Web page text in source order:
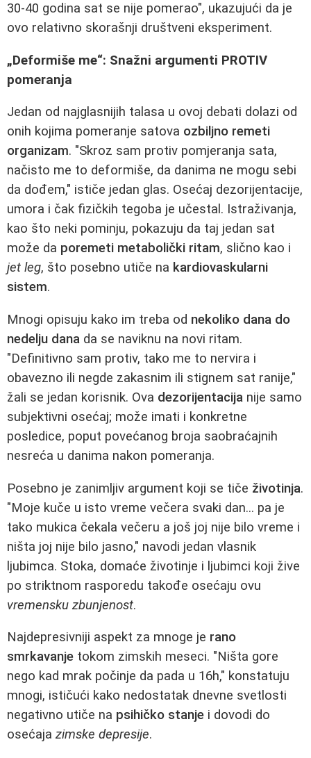
30-40 godina sat se nije pomerao", ukazujući da je
ovo relativno skorašnji društveni eksperiment.
„Deformiše me“: Snažni argumenti PROTIV
pomeranja
Jedan od najglasnijih talasa u ovoj debati dolazi od
onih kojima pomeranje satova ozbiljno remeti
organizam. "Skroz sam protiv pomjeranja sata,
načisto me to deformiše, da danima ne mogu sebi
da dođem," ističe jedan glas. Osećaj dezorijentacije,
umora i čak fizičkih tegoba je učestal. Istraživanja,
kao što neki pominju, pokazuju da taj jedan sat
može da poremeti metabolički ritam, slično kao i
jet leg, što posebno utiče na kardiovaskularni
sistem.
Mnogi opisuju kako im treba od nekoliko dana do
nedelju dana da se naviknu na novi ritam.
"Definitivno sam protiv, tako me to nervira i
obavezno ili negde zakasnim ili stignem sat ranije,"
žali se jedan korisnik. Ova dezorijentacija nije samo
subjektivni osećaj; može imati i konkretne
posledice, poput povećanog broja saobraćajnih
nesreća u danima nakon pomeranja.
Posebno je zanimljiv argument koji se tiče životinja.
"Moje kuče u isto vreme večera svaki dan... pa je
tako mukica čekala večeru a još joj nije bilo vreme i
ništa joj nije bilo jasno," navodi jedan vlasnik
ljubimca. Stoka, domaće životinje i ljubimci koji žive
po striktnom rasporedu takođe osećaju ovu
vremensku zbunjenost.
Najdepresivniji aspekt za mnoge je rano
smrkavanje tokom zimskih meseci. "Ništa gore
nego kad mrak počinje da pada u 16h," konstatuju
mnogi, ističući kako nedostatak dnevne svetlosti
negativno utiče na psihičko stanje i dovodi do
osećaja zimske depresije.